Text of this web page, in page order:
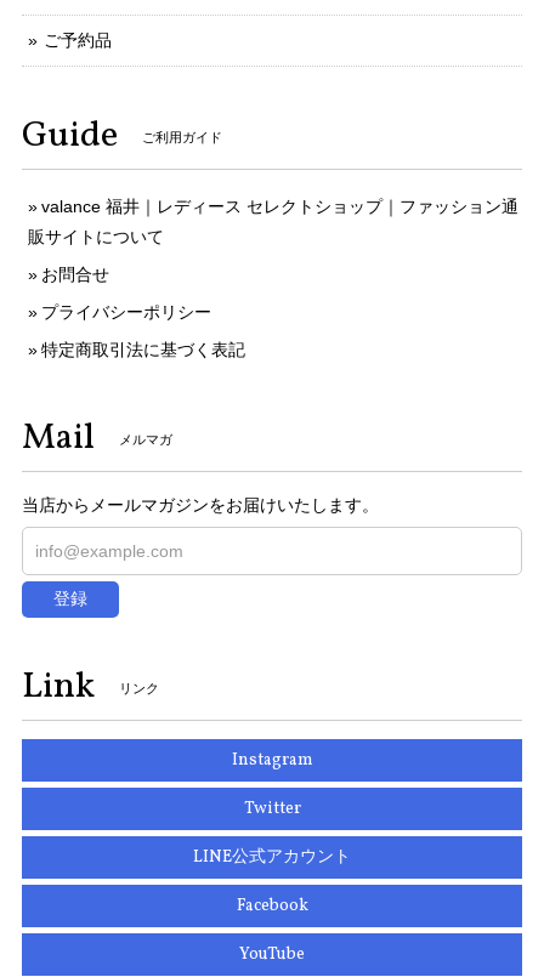
ご予約品
Guide ご利用ガイド
valance 福井｜レディース セレクトショップ｜ファッション通
販サイトについて
お問合せ
プライバシーポリシー
特定商取引法に基づく表記
Mail メルマガ
当店からメールマガジンをお届けいたします。
登録
Link リンク
Instagram
Twitter
LINE公式アカウント
Facebook
YouTube